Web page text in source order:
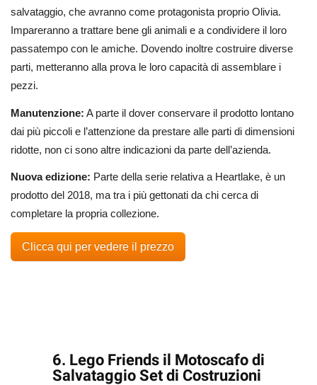
salvataggio, che avranno come protagonista proprio Olivia.
Impareranno a trattare bene gli animali e a condividere il loro
passatempo con le amiche. Dovendo inoltre costruire diverse
parti, metteranno alla prova le loro capacità di assemblare i
pezzi.
Manutenzione: A parte il dover conservare il prodotto lontano
dai più piccoli e l’attenzione da prestare alle parti di dimensioni
ridotte, non ci sono altre indicazioni da parte dell’azienda.
Nuova edizione: Parte della serie relativa a Heartlake, è un
prodotto del 2018, ma tra i più gettonati da chi cerca di
completare la propria collezione.
Clicca qui per vedere il prezzo
6. Lego Friends il Motoscafo di
Salvataggio Set di Costruzioni